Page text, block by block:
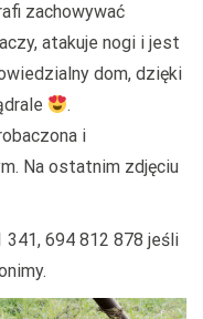
zachowywać
atakuje nogi i jest
dom, dzięki
.
i
Na ostatnim zdjęciu
694 812 878 jeśli